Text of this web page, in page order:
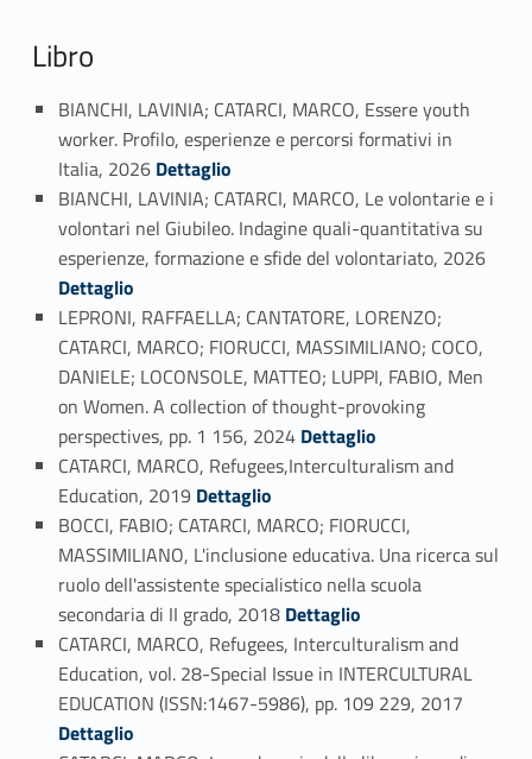
Libro
BIANCHI, LAVINIA; CATARCI, MARCO, Essere youth
worker. Profilo, esperienze e percorsi formativi in
Italia, 2026 Link identifier #identifier_person_1761-53
Dettaglio
BIANCHI, LAVINIA; CATARCI, MARCO, Le volontarie e i
volontari nel Giubileo. Indagine quali-quantitativa su
esperienze, formazione e sfide del volontariato, 2026
Dettaglio
LEPRONI, RAFFAELLA; CANTATORE, LORENZO;
CATARCI, MARCO; FIORUCCI, MASSIMILIANO; COCO,
DANIELE; LOCONSOLE, MATTEO; LUPPI, FABIO, Men
on Women. A collection of thought-provoking
perspectives, pp. 1 156, 2024 Link identifier #identifier_person_187540-55
Dettaglio
CATARCI, MARCO, Refugees,Interculturalism and
Education, 2019 Link identifier #identifier_person_189456-56
Dettaglio
BOCCI, FABIO; CATARCI, MARCO; FIORUCCI,
MASSIMILIANO, L'inclusione educativa. Una ricerca sul
ruolo dell'assistente specialistico nella scuola
secondaria di II grado, 2018 Link identifier #identifier_person_25028-57
Dettaglio
CATARCI, MARCO, Refugees, Interculturalism and
Education, vol. 28-Special Issue in INTERCULTURAL
EDUCATION (ISSN:1467-5986), pp. 109 229, 2017
Dettaglio